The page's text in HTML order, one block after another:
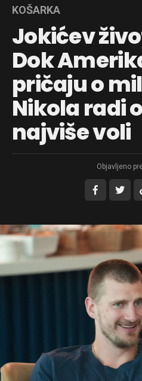
KOŠARKA
Jokićev
Dok
pričaju o
Nikola radi
najviše voli
Objavljeno